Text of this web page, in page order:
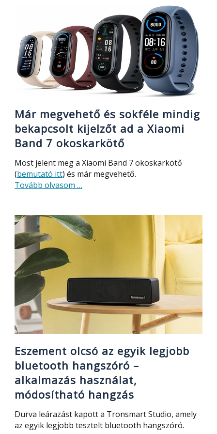
ventilátor
Már megvehető és sokféle mindig
bekapcsolt kijelzőt ad a Xiaomi
Band 7 okoskarkötő
Most jelent meg a Xiaomi Band 7 okoskarkötő
(bemutató itt) és már megvehető.
Tovább olvasom about
és
sokféle
mindig
a
Band
7
okoskarkötő
…
Eszement olcsó az egyik legjobb
bluetooth hangszóró –
alkalmazás használat,
módosítható hangzás
Durva leárazást kapott a Tronsmart Studio, amely
az egyik legjobb tesztelt bluetooth hangszóró.